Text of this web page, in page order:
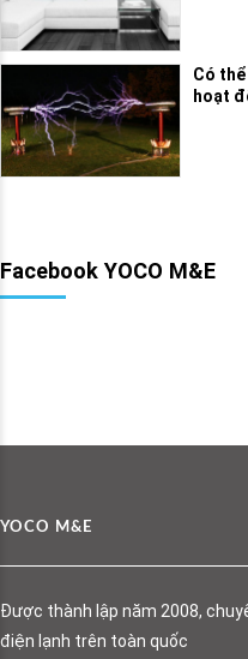
Có
hoạt
Facebook YOCO M&E
YOCO M&E
Được thành lập năm 2008,
điện lạnh trên toàn quốc